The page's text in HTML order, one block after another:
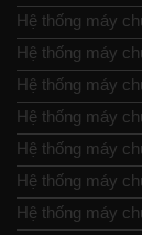
Hệ thống máy
Hệ thống máy
Hệ thống máy
Hệ thống máy
Hệ thống máy
Hệ thống máy
Hệ thống máy